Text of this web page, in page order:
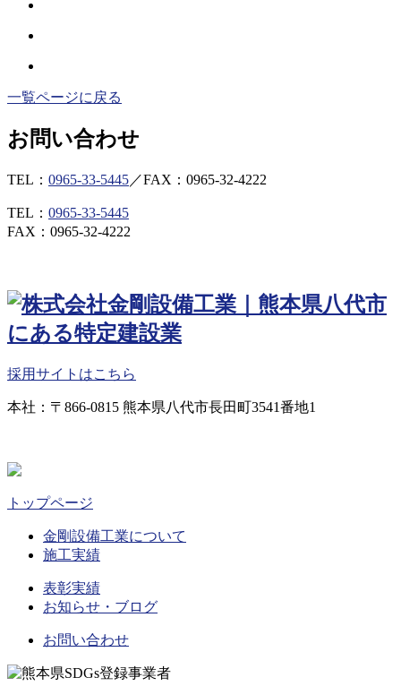
一覧ページに戻る
お問い合わせ
TEL： 0965-33-5445／FAX：0965-32-4222
TEL： 0965-33-5445
FAX：0965-32-4222
採用サイトはこちら
本社：〒866-0815 熊本県八代市長田町3541番地1
トップページ
金剛設備工業について
施工実績
表彰実績
お知らせ・ブログ
お問い合わせ